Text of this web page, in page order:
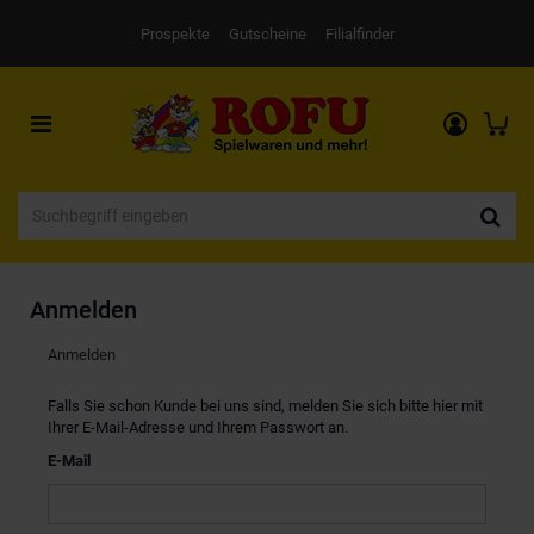
Prospekte Gutscheine Filialfinder
Toggle
navigation
Anmelden
Anmelden
Falls Sie schon Kunde bei uns sind, melden Sie sich bitte hier mit
Ihrer E-Mail-Adresse und Ihrem Passwort an.
E-Mail